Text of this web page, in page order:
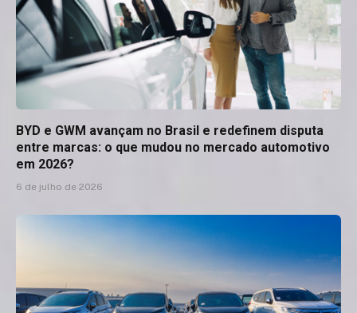
BYD e GWM avançam no Brasil e redefinem disputa
entre marcas: o que mudou no mercado automotivo
em 2026?
6 de julho de 2026